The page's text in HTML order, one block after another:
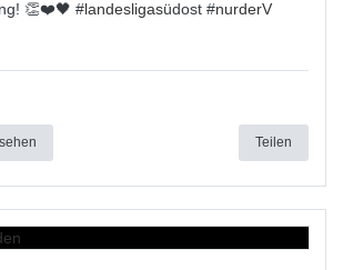
👏❤️🖤 #landesligasüdost #nurderV
Teilen